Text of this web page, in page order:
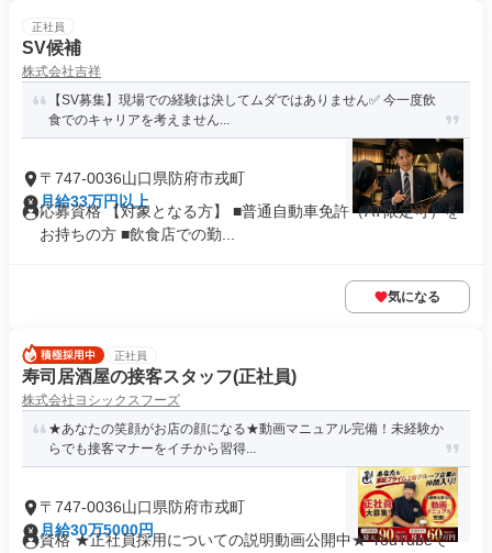
正社員
SV候補
株式会社吉祥
【SV募集】現場での経験は決してムダではありません✅️ 今一度飲
食でのキャリアを考えません...
〒747-0036山口県防府市戎町
月給33万円以上
応募資格 【対象となる方】 ■普通自動車免許（AT限定可）を
お持ちの方 ■飲食店での勤...
気になる
正社員
寿司居酒屋の接客スタッフ(正社員)
株式会社ヨシックスフーズ
★あなたの笑顔がお店の顔になる★動画マニュアル完備！未経験か
らでも接客マナーをイチから習得...
〒747-0036山口県防府市戎町
月給30万5000円
資格 ★正社員採用についての説明動画公開中★ YouTubeで